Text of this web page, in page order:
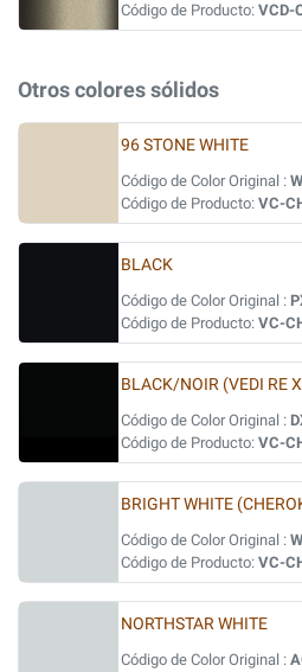
Código de Producto: VCD-
Otros colores sólidos
96 STONE WHITE
Código de Color Original :
Código de Producto: VC-
BLACK
Código de Color Original :
Código de Producto: VC-
BLACK/NOIR (VEDI RE
Código de Color Original :
Código de Producto: VC-
BRIGHT WHITE
Código de Color Original :
Código de Producto: VC-
NORTHSTAR WHITE
Código de Color Original :